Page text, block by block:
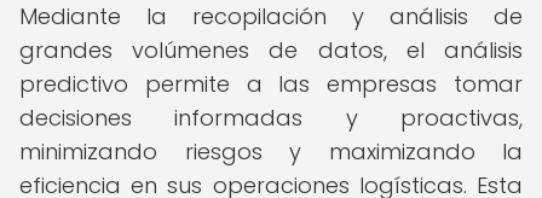
Mediante la recopilación y análisis de
grandes volúmenes de datos, el análisis
predictivo permite a las empresas tomar
decisiones informadas y proactivas,
minimizando riesgos y maximizando la
eficiencia en sus operaciones logísticas. Esta